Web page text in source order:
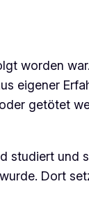
worden
eigener
getötet
studiert und
Dort